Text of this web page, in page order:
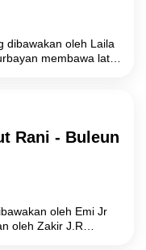
dibawakan oleh Laila
membawa latar
Rani - Buleun
oleh Emi Jr
oleh Zakir J.R